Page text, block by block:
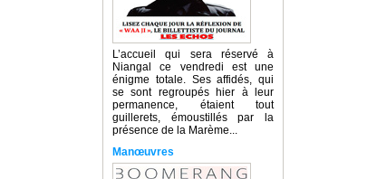
L’accueil qui sera réservé à
Niangal ce vendredi est une
énigme totale. Ses affidés, qui
se sont regroupés hier à leur
permanence, étaient tout
guillerets, émoustillés par la
présence de la Marème...
Manœuvres